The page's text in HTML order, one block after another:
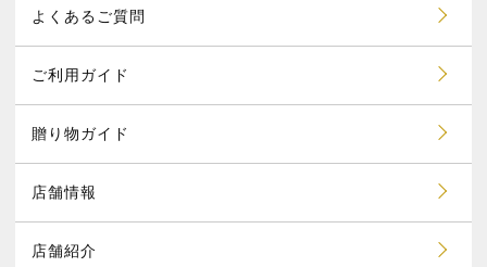
よくあるご質問
ご利用ガイド
贈り物ガイド
店舗情報
店舗紹介